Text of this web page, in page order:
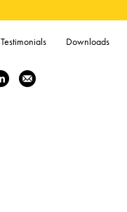
Testimonials Downloads